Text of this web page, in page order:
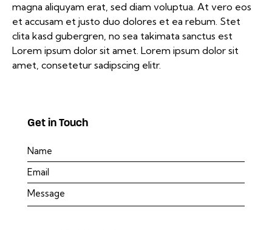
magna aliquyam erat, sed diam voluptua. At vero eos
et accusam et justo duo dolores et ea rebum. Stet
clita kasd gubergren, no sea takimata sanctus est
Lorem ipsum dolor sit amet. Lorem ipsum dolor sit
amet, consetetur sadipscing elitr.
Get in Touch